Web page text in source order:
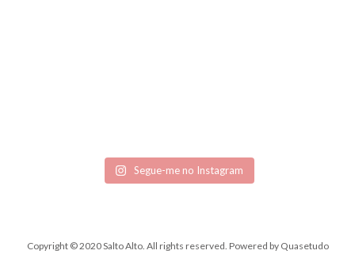
Segue-me no Instagram
Copyright © 2020 Salto Alto. All rights reserved. Powered by Quasetudo